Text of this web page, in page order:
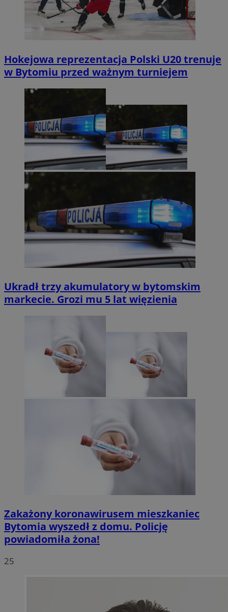
Hokejowa reprezentacja Polski U20 trenuje
w Bytomiu przed ważnym turniejem
Ukradł trzy akumulatory w bytomskim
markecie. Grozi mu 5 lat więzienia
Zakażony koronawirusem mieszkaniec
Bytomia wyszedł z domu. Policję
powiadomiła żona!
25